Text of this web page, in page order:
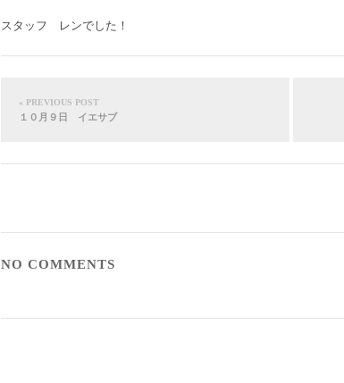
スタッフ レンでした！
« PREVIOUS POST
１０月９日 イエサブ
NO COMMENTS